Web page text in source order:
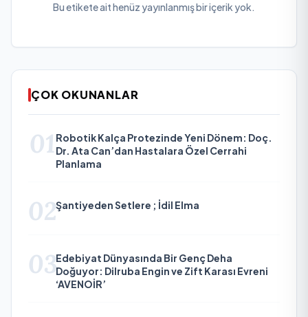
Bu etikete ait henüz yayınlanmış bir içerik yok.
ÇOK OKUNANLAR
01 Robotik Kalça Protezinde Yeni Dönem: Doç.
Dr. Ata Can’dan Hastalara Özel Cerrahi
Planlama
02Şantiyeden Setlere ; İdil Elma
03Edebiyat Dünyasında Bir Genç Deha
Doğuyor: Dilruba Engin ve Zift Karası Evreni
‘AVENOİR’